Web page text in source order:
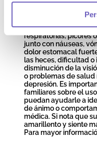
antecedentes de
tratamiento
queda embarazada
posterior a la
respiratorias, picores
junto con náuseas,
dolor estomacal
las heces, dificultad o
disminución de la
o problemas de salud
depresión. Es
familiares sobre el
puedan ayudarle a
de ánimo o
médica. Si nota que
amarillento y siente
Para mayor